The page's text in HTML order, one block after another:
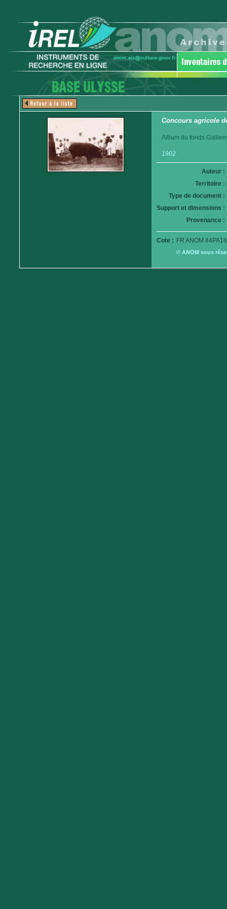
Concours agricole
Album du fonds
1902
Auteur :
Territoire :
Type de document :
Support et dimensions :
Provenance :
Cote : FR ANOM
© ANOM sous